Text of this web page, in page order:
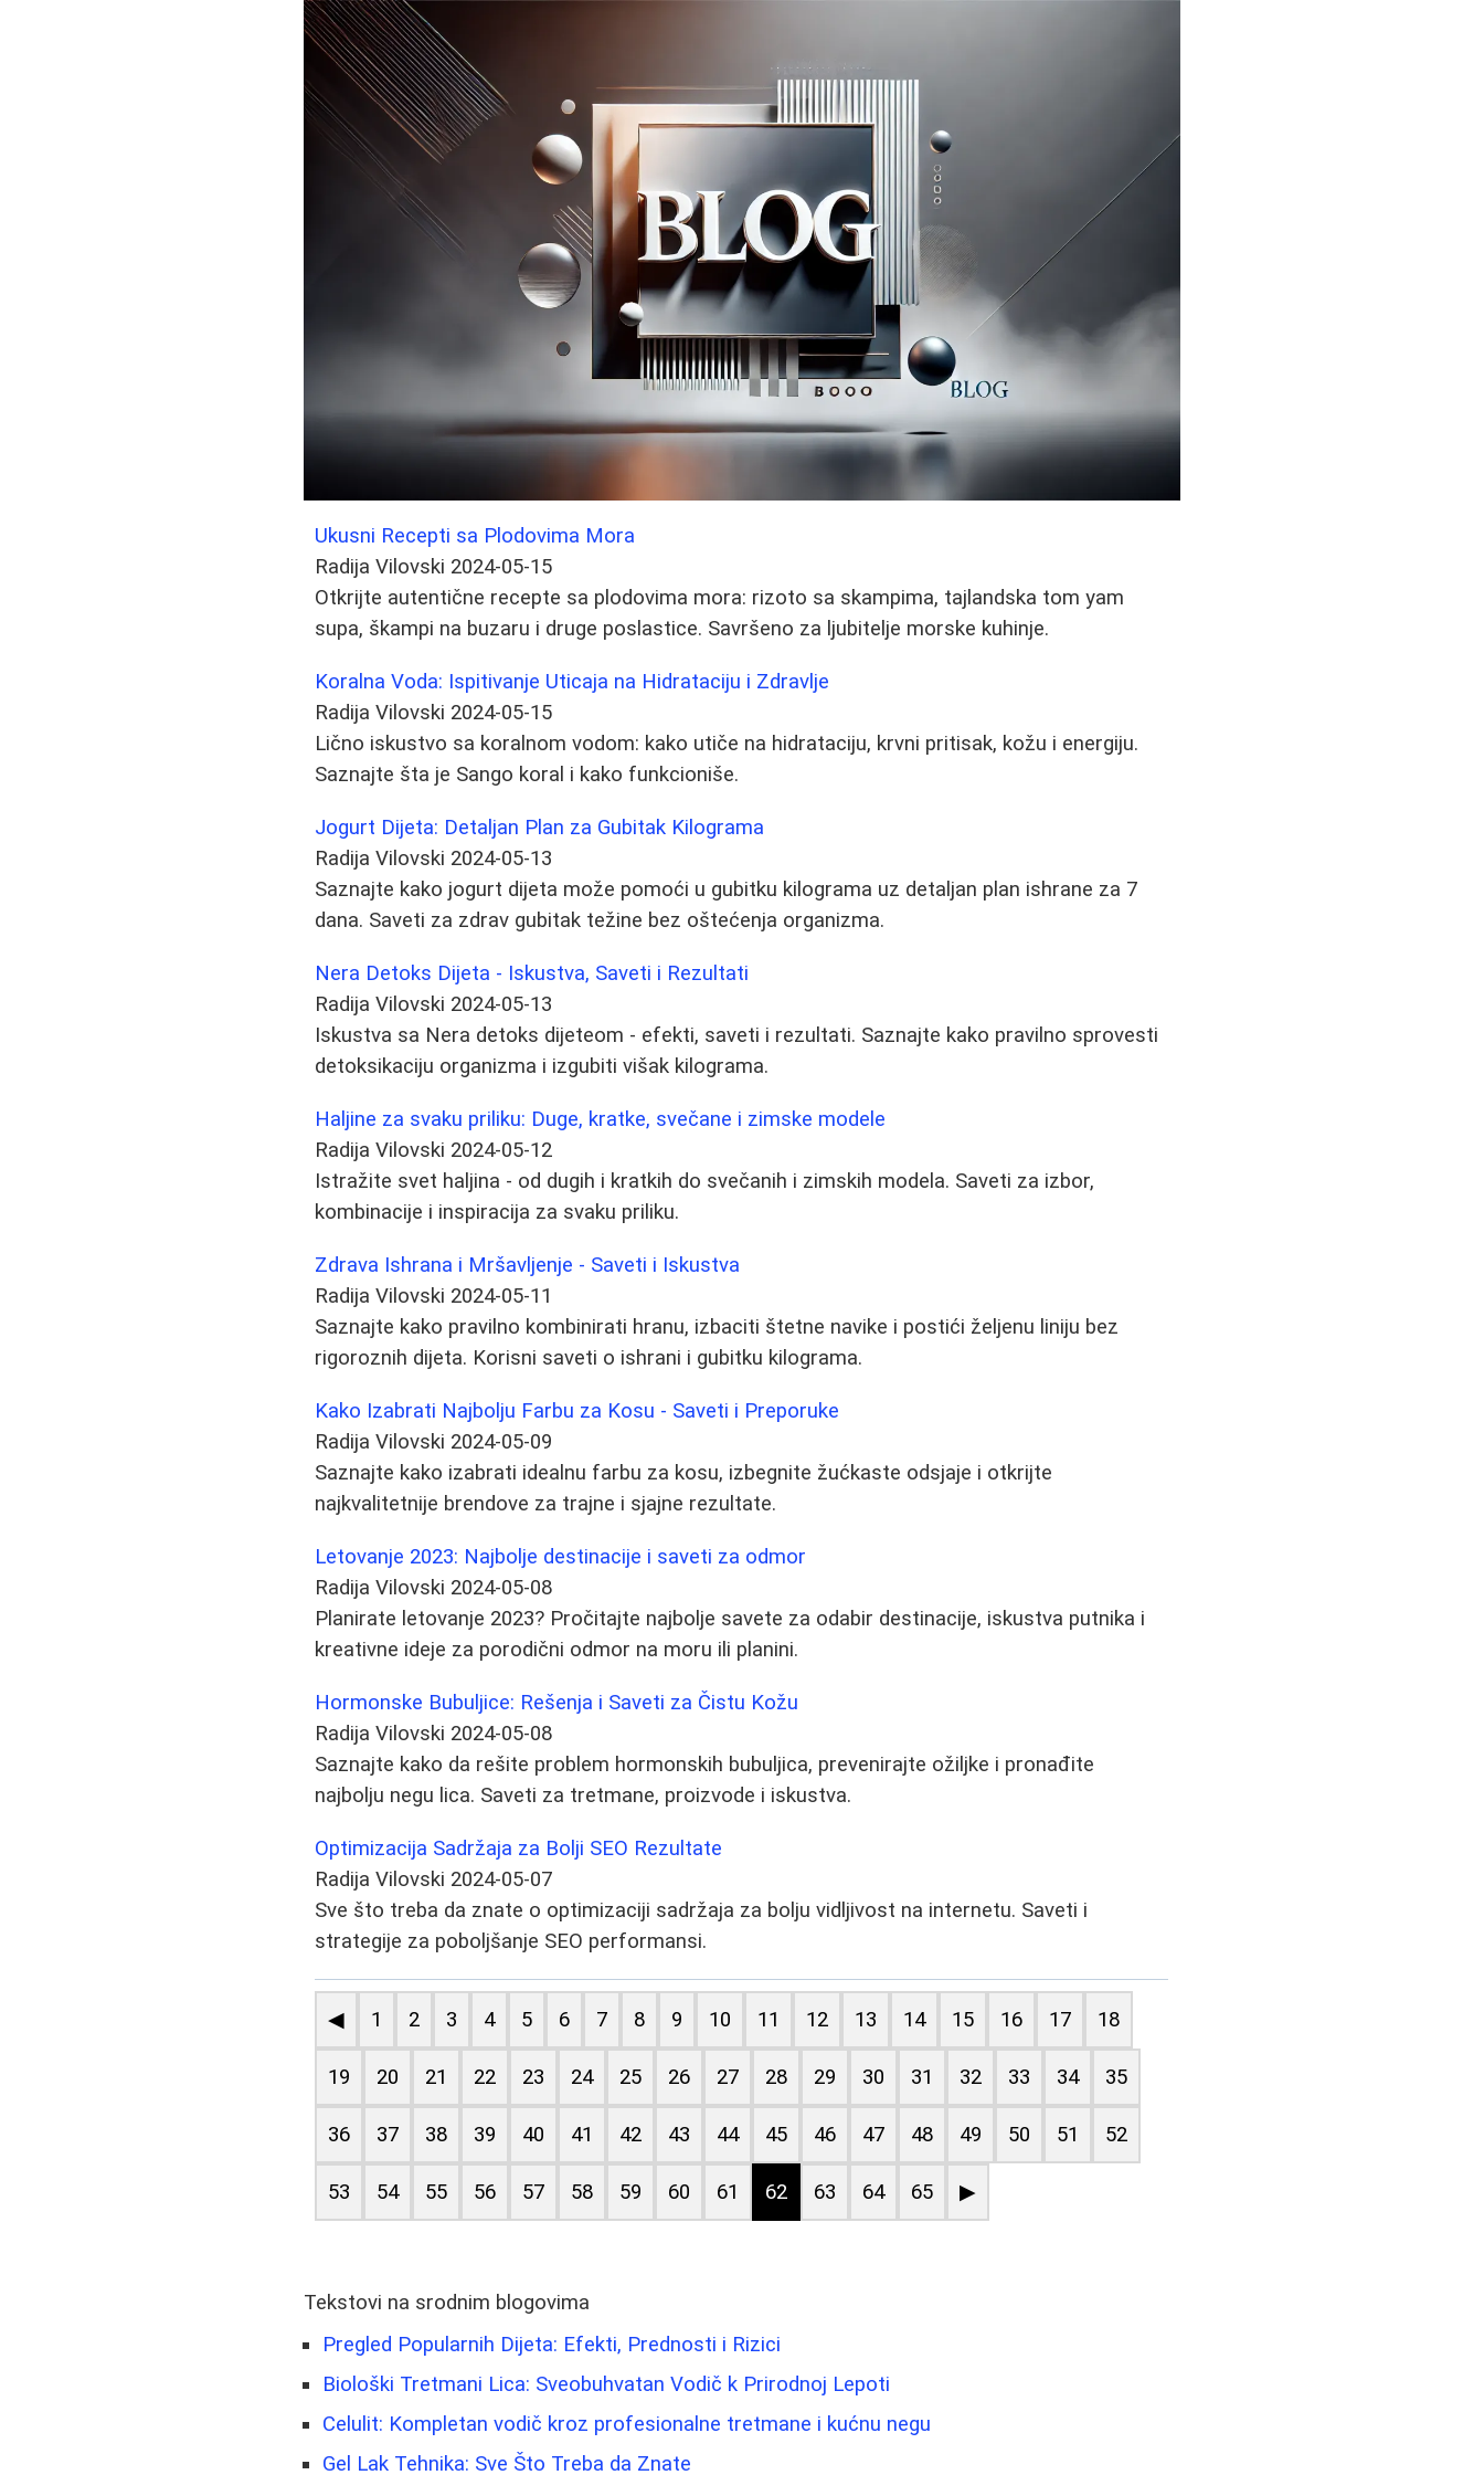
Ukusni Recepti sa Plodovima Mora
Radija Vilovski 2024-05-15
Otkrijte autentične recepte sa plodovima mora: rizoto sa skampima, tajlandska tom yam
supa, škampi na buzaru i druge poslastice. Savršeno za ljubitelje morske kuhinje.
Koralna Voda: Ispitivanje Uticaja na Hidrataciju i Zdravlje
Radija Vilovski 2024-05-15
Lično iskustvo sa koralnom vodom: kako utiče na hidrataciju, krvni pritisak, kožu i energiju.
Saznajte šta je Sango koral i kako funkcioniše.
Jogurt Dijeta: Detaljan Plan za Gubitak Kilograma
Radija Vilovski 2024-05-13
Saznajte kako jogurt dijeta može pomoći u gubitku kilograma uz detaljan plan ishrane za 7
dana. Saveti za zdrav gubitak težine bez oštećenja organizma.
Nera Detoks Dijeta - Iskustva, Saveti i Rezultati
Radija Vilovski 2024-05-13
Iskustva sa Nera detoks dijeteom - efekti, saveti i rezultati. Saznajte kako pravilno sprovesti
detoksikaciju organizma i izgubiti višak kilograma.
Haljine za svaku priliku: Duge, kratke, svečane i zimske modele
Radija Vilovski 2024-05-12
Istražite svet haljina - od dugih i kratkih do svečanih i zimskih modela. Saveti za izbor,
kombinacije i inspiracija za svaku priliku.
Zdrava Ishrana i Mršavljenje - Saveti i Iskustva
Radija Vilovski 2024-05-11
Saznajte kako pravilno kombinirati hranu, izbaciti štetne navike i postići željenu liniju bez
rigoroznih dijeta. Korisni saveti o ishrani i gubitku kilograma.
Kako Izabrati Najbolju Farbu za Kosu - Saveti i Preporuke
Radija Vilovski 2024-05-09
Saznajte kako izabrati idealnu farbu za kosu, izbegnite žućkaste odsjaje i otkrijte
najkvalitetnije brendove za trajne i sjajne rezultate.
Letovanje 2023: Najbolje destinacije i saveti za odmor
Radija Vilovski 2024-05-08
Planirate letovanje 2023? Pročitajte najbolje savete za odabir destinacije, iskustva putnika i
kreativne ideje za porodični odmor na moru ili planini.
Hormonske Bubuljice: Rešenja i Saveti za Čistu Kožu
Radija Vilovski 2024-05-08
Saznajte kako da rešite problem hormonskih bubuljica, prevenirajte ožiljke i pronađite
najbolju negu lica. Saveti za tretmane, proizvode i iskustva.
Optimizacija Sadržaja za Bolji SEO Rezultate
Radija Vilovski 2024-05-07
Sve što treba da znate o optimizaciji sadržaja za bolju vidljivost na internetu. Saveti i
strategije za poboljšanje SEO performansi.
◀ 1 2 3 4 5 6 7 8 9 10 11 12 13 14 15 16 17 18
19 20 21 22 23 24 25 26 27 28 29 30 31 32 33 34 35
36 37 38 39 40 41 42 43 44 45 46 47 48 49 50 51 52
53 54 55 56 57 58 59 60 61 62 63 64 65 ▶
Tekstovi na srodnim blogovima
Pregled Popularnih Dijeta: Efekti, Prednosti i Rizici
Biološki Tretmani Lica: Sveobuhvatan Vodič k Prirodnoj Lepoti
Celulit: Kompletan vodič kroz profesionalne tretmane i kućnu negu
Gel Lak Tehnika: Sve Što Treba da Znate